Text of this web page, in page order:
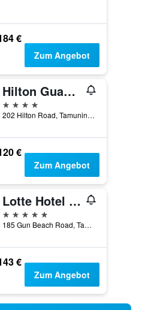
€
Zum Angebot
Hilton Guam Resort & Spa
4 Sterne
202 Hilton Road, Tamuning, Guam
€
Zum Angebot
Lotte Hotel Guam
5 Sterne
185 Gun Beach Road, Tamuning, Guam
€
Zum Angebot